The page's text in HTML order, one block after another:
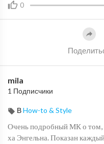
0
mila
1 Подписчики
ВHow-to & Style
Очень подробный МК о том,
ха Энгельна. Показан